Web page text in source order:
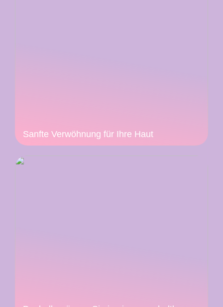
Sanfte Verwöhnung für Ihre Haut